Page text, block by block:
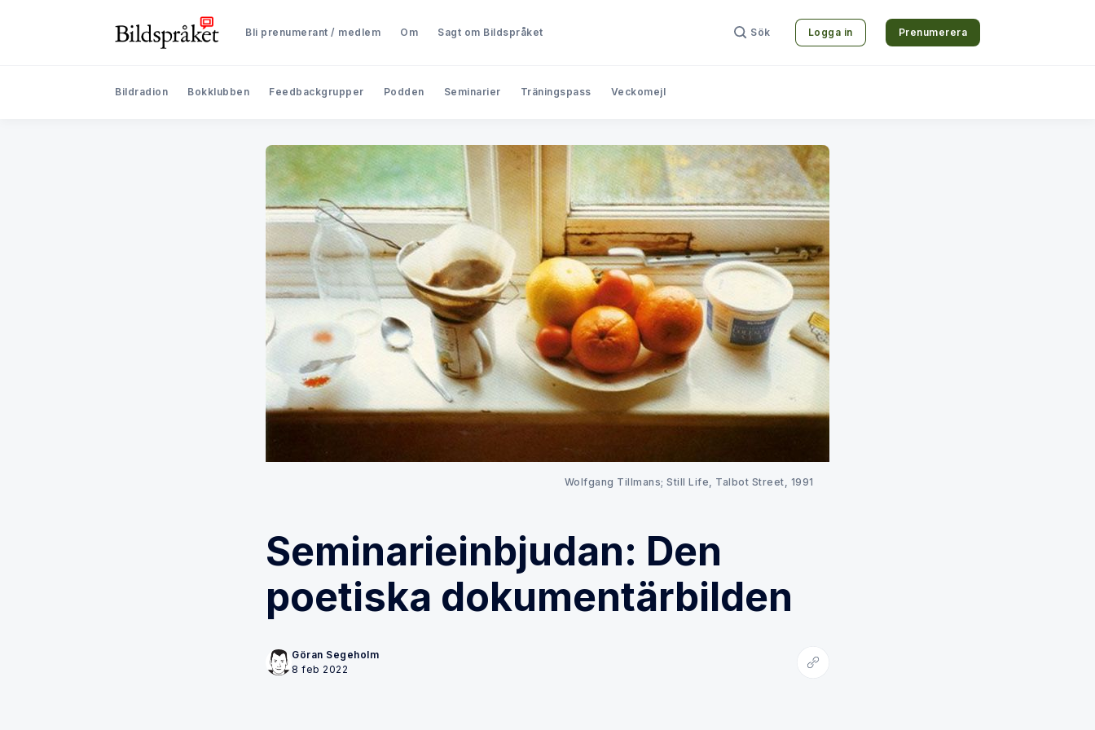
Bli prenumerant / medlem Om Sagt om Bildspråket Sök Logga in Prenumerera
Bildradion Bokklubben Feedbackgrupper Podden Seminarier Träningspass Veckomejl
Wolfgang Tillmans; Still Life, Talbot Street, 1991
Seminarieinbjudan: Den
poetiska dokumentärbilden
Göran Segeholm
8 feb 2022
Kopiera länk